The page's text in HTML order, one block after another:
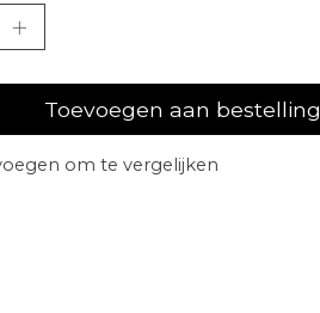
Toevoegen aan bestelling
om te vergelijken